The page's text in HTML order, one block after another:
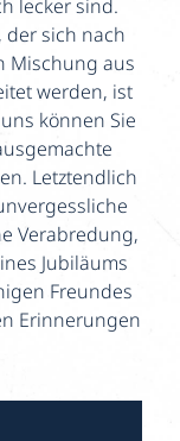
lecker sind.
der sich nach
Mischung aus
werden, ist
können Sie
Letztendlich
Verabredung,
Jubiläums
Freundes
Erinnerungen